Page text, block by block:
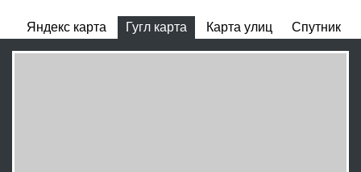
Яндекс карта Гугл карта Карта улиц Спутник